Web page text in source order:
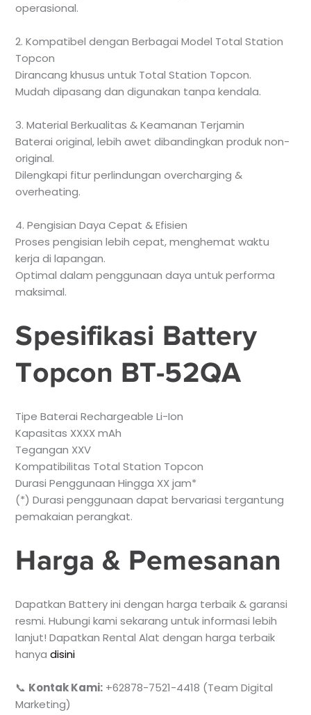
operasional.
2. Kompatibel dengan Berbagai Model Total Station
Topcon
Dirancang khusus untuk Total Station Topcon.
Mudah dipasang dan digunakan tanpa kendala.
3. Material Berkualitas & Keamanan Terjamin
Baterai original, lebih awet dibandingkan produk non-
original.
Dilengkapi fitur perlindungan overcharging &
overheating.
4. Pengisian Daya Cepat & Efisien
Proses pengisian lebih cepat, menghemat waktu
kerja di lapangan.
Optimal dalam penggunaan daya untuk performa
maksimal.
Spesifikasi Battery
Topcon BT-52QA
Tipe Baterai Rechargeable Li-Ion
Kapasitas XXXX mAh
Tegangan XXV
Kompatibilitas Total Station Topcon
Durasi Penggunaan Hingga XX jam*
(*) Durasi penggunaan dapat bervariasi tergantung
pemakaian perangkat.
Harga & Pemesanan
Dapatkan Battery ini dengan harga terbaik & garansi
resmi. Hubungi kami sekarang untuk informasi lebih
lanjut! Dapatkan Rental Alat dengan harga terbaik
hanyadisini
📞 Kontak Kami: +62878-7521-4418 (Team Digital
Marketing)